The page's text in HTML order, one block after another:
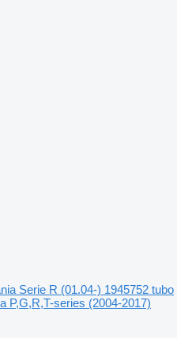
Serie R (01.04-) 1945752 tubo
P,G,R,T-series (2004-2017)